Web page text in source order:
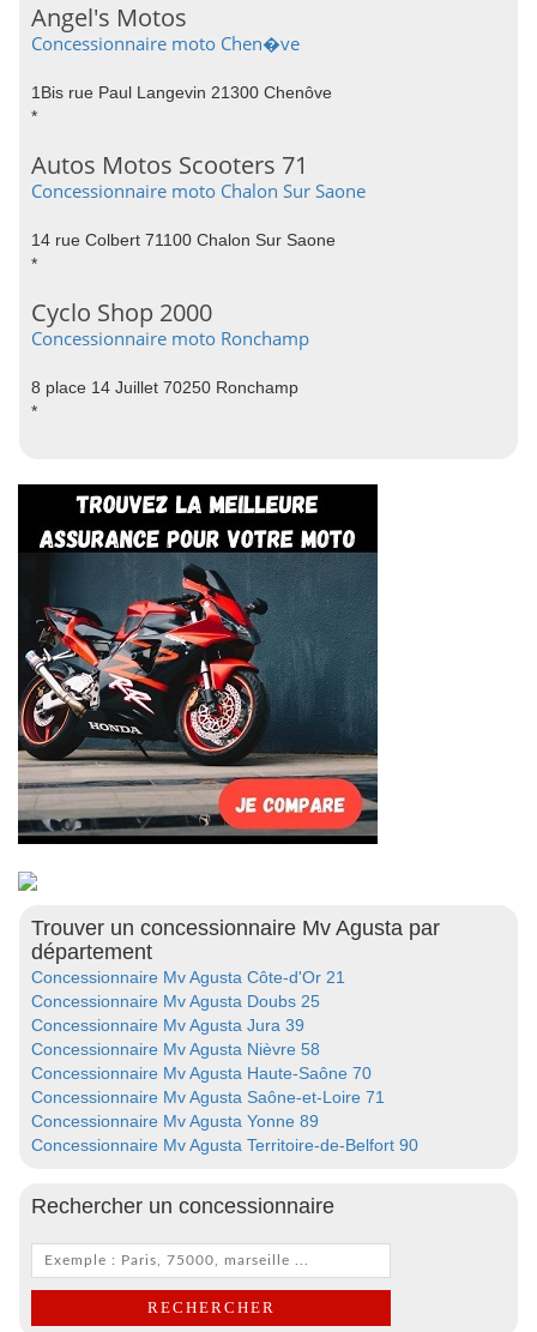
Angel's Motos
Concessionnaire moto Chen�ve
1Bis rue Paul Langevin 21300 Chenôve
*
Autos Motos Scooters 71
Concessionnaire moto Chalon Sur Saone
14 rue Colbert 71100 Chalon Sur Saone
*
Cyclo Shop 2000
Concessionnaire moto Ronchamp
8 place 14 Juillet 70250 Ronchamp
*
Trouver un concessionnaire Mv Agusta par
département
Concessionnaire Mv Agusta Côte-d'Or 21
Concessionnaire Mv Agusta Doubs 25
Concessionnaire Mv Agusta Jura 39
Concessionnaire Mv Agusta Nièvre 58
Concessionnaire Mv Agusta Haute-Saône 70
Concessionnaire Mv Agusta Saône-et-Loire 71
Concessionnaire Mv Agusta Yonne 89
Concessionnaire Mv Agusta Territoire-de-Belfort 90
Rechercher un concessionnaire